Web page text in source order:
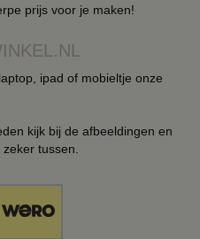
prijs voor je maken!
ipad of mobieltje onze
kijk bij de afbeeldingen en
tussen.